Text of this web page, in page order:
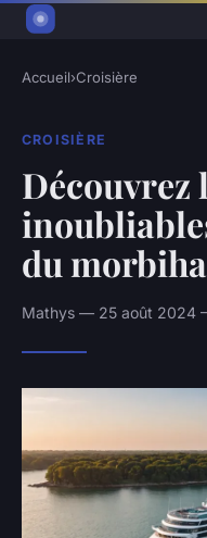
Accueil›Croisière
CROISIÈRE
Découvrez
du
Mathys — 25 août 2024